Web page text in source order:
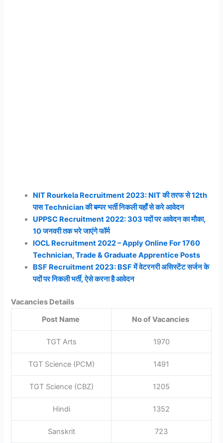
NIT Rourkela Recruitment 2023: NIT की तरफ से 12th
पास Technician की बम्पर भर्ती निकली यहाँ से करे आवेदन
UPPSC Recruitment 2022: 303 पदों पर आवेदन का मौका,
10 जनवरी तक भरे जाएंगे फॉर्म
IOCL Recruitment 2022 – Apply Online For 1760
Technician, Trade & Graduate Apprentice Posts
BSF Recruitment 2023: BSF में वेटरनरी असिस्टेंट सर्जन के
पदों पर निकली भर्ती, ऐसे करना है आवेदन
Vacancies Details
Post Name
No of Vacancies
TGT Arts 1970
TGT Science (PCM) 1491
TGT Science (CBZ) 1205
Hindi 1352
Sanskrit 723